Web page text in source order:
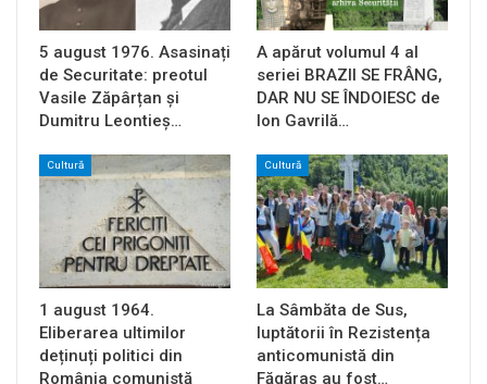
5 august 1976. Asasinați
de Securitate: preotul
Vasile Zăpârțan și
Dumitru Leontieș…
A apărut volumul 4 al
seriei BRAZII SE FRÂNG,
DAR NU SE ÎNDOIESC de
Ion Gavrilă…
Cultură
1 august 1964.
Eliberarea ultimilor
deținuți politici din
România comunistă
Cultură
La Sâmbăta de Sus,
luptătorii în Rezistența
anticomunistă din
Făgăraș au fost…